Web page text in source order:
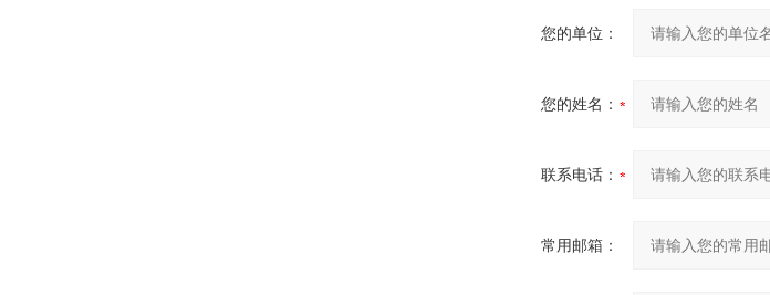
您的单位：
您的姓名：
联系电话：
常用邮箱：